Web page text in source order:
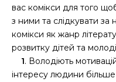
вас комікси для того
з ними та слідкувати
комікси як жанр
розвитку дітей та
1. Володіють
інтересу людини більше